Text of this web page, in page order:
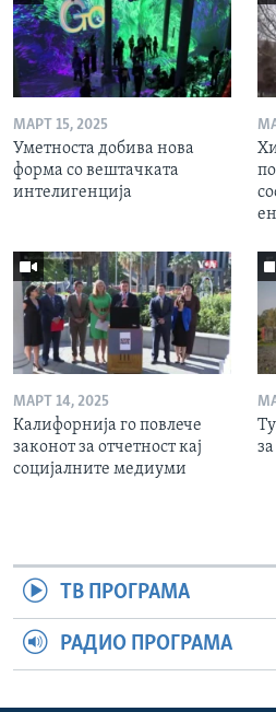
МАРТ 15, 2025
Уметноста добива нова
форма со вештачката
интелигенција
МАРТ 14, 2025
Калифорнија го повлече
законот за отчетност кај
социјалните медиуми
ТВ ПРОГРАМА
РАДИО ПРОГРАМА